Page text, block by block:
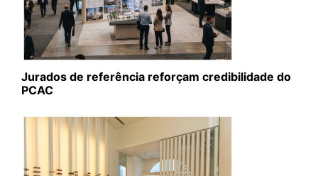
Jurados de referência reforçam credibilidade do
PCAC